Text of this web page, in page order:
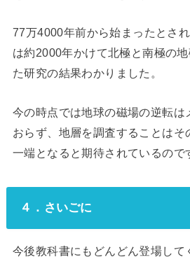
77万4000年前から始まったとさ
は約2000年かけて北極と南極の
た研究の結果わかりました。
今の時点では地球の磁場の逆転は
おらず、地層を調査することは
一端となると期待されているので
４．さいごに
今後教科書にもどんどん登場して